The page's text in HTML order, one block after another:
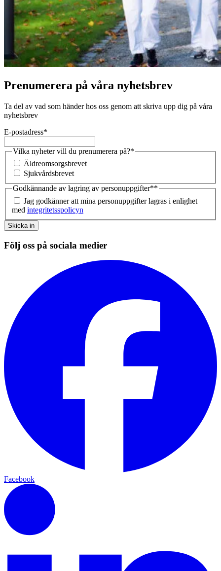
Prenumerera på våra nyhetsbrev
Ta del av vad som händer hos oss genom att skriva upp dig på våra
nyhetsbrev
E-postadress*
Vilka nyheter vill du prenumerera på?*
Äldreomsorgsbrevet
Sjukvårdsbrevet
Godkännande av lagring av personuppgifter**
Jag godkänner att mina personuppgifter lagras i enlighet
med integritetsspolicyn
Skicka in
Följ oss på sociala medier
Facebook